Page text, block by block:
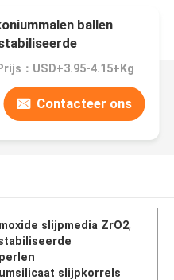
ballen
：USD+3.95-4.15+Kg
Contacteer ons
slijpmedia ZrO2,
slijpkorrels